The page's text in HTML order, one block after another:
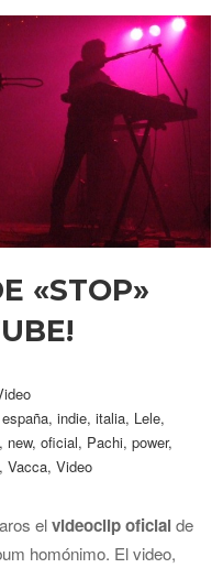
«STOP»
españa,indie,italia, Lele,
, new,oficial, Pachi,power,
,Vacca,Video
elvideoclip oficial de
homónimo. El video,